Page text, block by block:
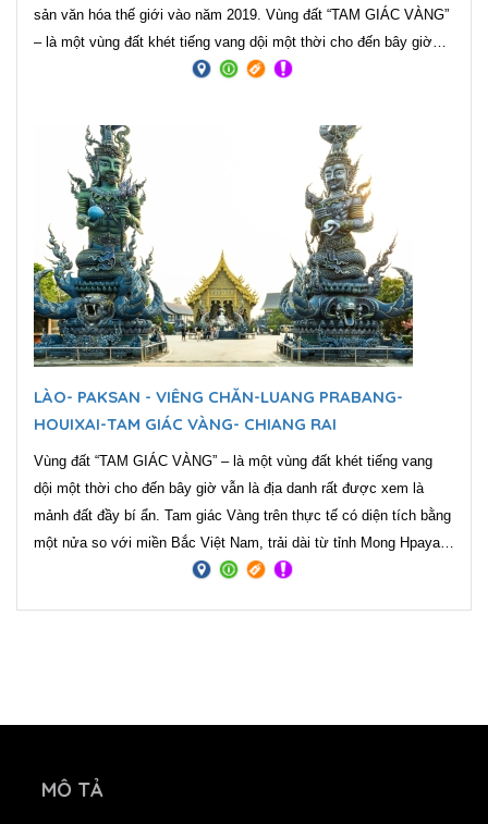
sản văn hóa thế giới vào năm 2019. Vùng đất “TAM GIÁC VÀNG”
– là một vùng đất khét tiếng vang dội một thời cho đến bây giờ
vẫn là địa danh rất được xem là mảnh đất đầy bí ẩn. Tam giác
Nam, trải dài từ tỉnh Mong Hpayak của Myanmar, sang Chiang Rai
của Thái Lan và Phongsaly của Lào.
LÀO- PAKSAN - VIÊNG CHĂN-LUANG PRABANG-
HOUIXAI-TAM GIÁC VÀNG- CHIANG RAI
Vùng đất “TAM GIÁC VÀNG” – là một vùng đất khét tiếng vang
dội một thời cho đến bây giờ vẫn là địa danh rất được xem là
mảnh đất đầy bí ẩn. Tam giác Vàng trên thực tế có diện tích bằng
một nửa so với miền Bắc Việt Nam, trải dài từ tỉnh Mong Hpayak
của Myanmar, sang Chiang Rai của Thái Lan và Phongsaly của
MÔ TẢ